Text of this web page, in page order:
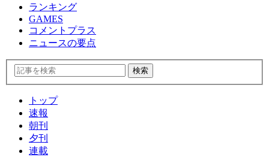
ランキング
GAMES
コメントプラス
ニュースの要点
トップ
速報
朝刊
夕刊
連載